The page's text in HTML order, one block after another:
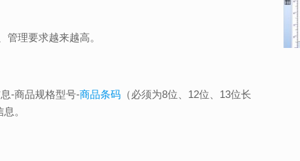
理要求越来越高。
-商品规格型号-商品条码 （必须为8位、12位、13位长
。